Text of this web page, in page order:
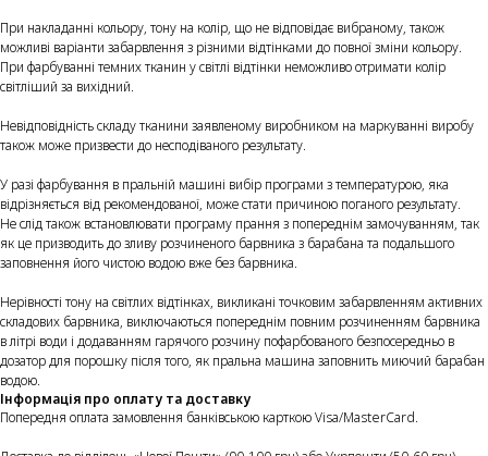
При накладанні кольору, тону на колір, що не відповідає вибраному, також
можливі варіанти забарвлення з різними відтінками до повної зміни кольору.
При фарбуванні темних тканин у світлі відтінки неможливо отримати колір
світліший за вихідний.
Невідповідність складу тканини заявленому виробником на маркуванні виробу
також може призвести до несподіваного результату.
У разі фарбування в пральній машині вибір програми з температурою, яка
відрізняється від рекомендованої, може стати причиною поганого результату.
Не слід також встановлювати програму прання з попереднім замочуванням, так
як це призводить до зливу розчиненого барвника з барабана та подальшого
заповнення його чистою водою вже без барвника.
Нерівності тону на світлих відтінках, викликані точковим забарвленням активних
складових барвника, виключаються попереднім повним розчиненням барвника
в літрі води і додаванням гарячого розчину пофарбованого безпосередньо в
дозатор для порошку після того, як пральна машина заповнить миючий барабан
водою.
Інформація про оплату та доставку
Попередня оплата замовлення банківською карткою Visa/MasterCard.